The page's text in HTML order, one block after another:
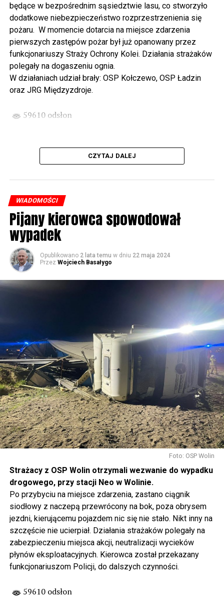
spod biblioteki). O godzinie 19.00 w kolegiacie
wysłuchamy organowego koncertu w wykonaniu
państwa Witkowskich.
Wyjątkowym wydarzeniem będzie koncert w wykonaniu
Kawuś Music Project, podczas którego wysłuchamy
polskich przebojów w jazzowej aranżacji (godz. 20.00
przed biblioteką). Podczas koncertu zaplanowaliśmy dla
Projektów Interreg VI A – Kultura i zrównoważona
turystyka.
(Niemcy), Biblioteka Publiczna Gminy Wolin, Parafia
Rzymskokatolicka w Wolinie
59611 odsłon
będące w bezpośrednim sąsiedztwie lasu, co stworzyło
dodatkowe niebezpieczeństwo rozprzestrzenienia się
pożaru. W momencie dotarcia na miejsce zdarzenia
pierwszych zastępów pożar był już opanowany przez
funkcjonariuszy Straży Ochrony Kolei. Działania strażaków
polegały na dogaszeniu ognia.
W działaniach udział brały: OSP Kołczewo, OSP Ładzin
oraz JRG Międzyzdroje.
59610 odsłon
CZYTAJ DALEJ
WIADOMOŚCI
Pijany kierowca spowodował
wypadek
Opublikowano 2 lata temu w dniu 22 maja 2024
Przez Wojciech Basałygo
Foto: OSP Wolin
Strażacy z OSP Wolin otrzymali wezwanie do wypadku
drogowego, przy stacji Neo w Wolinie.
Po przybyciu na miejsce zdarzenia, zastano ciągnik
siodłowy z naczepą przewrócony na bok, poza obrysem
jezdni, kierującemu pojazdem nic się nie stało. Nikt inny na
szczęście nie ucierpiał. Działania strażaków polegały na
zabezpieczeniu miejsca akcji, neutralizacji wycieków
płynów eksploatacyjnych. Kierowca został przekazany
funkcjonariuszom Policji, do dalszych czynności.
59610 odsłon